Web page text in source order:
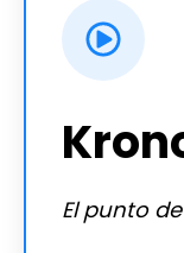
El punto